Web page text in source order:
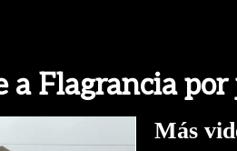
Flagrancia
Más